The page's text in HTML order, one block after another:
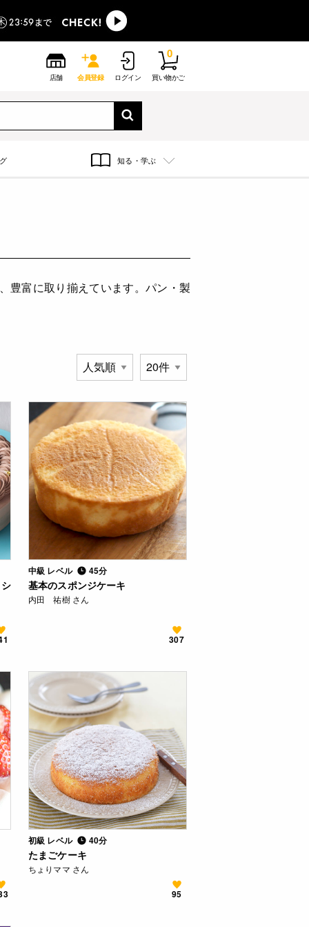
店舗 会員登録 ログイン 買い物かご
0
知る・学ぶ
豊富に取り揃えています。パン・製
中級 レベル 45分
基本のスポンジケーキ
内田 祐樹 さん
307
初級 レベル 40分
たまごケーキ
ちょりママ さん
95